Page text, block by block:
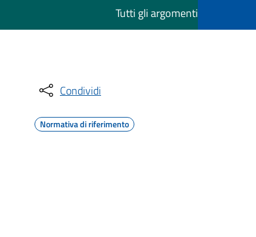
Tutti gli argomenti
Condividi
Normativa di riferimento